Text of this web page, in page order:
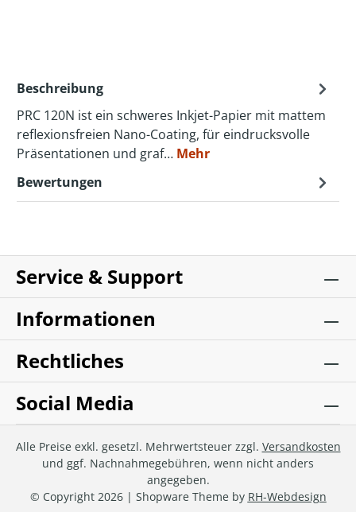
Beschreibung
PRC 120N ist ein schweres Inkjet-Papier mit mattem
reflexionsfreien Nano-Coating, für eindrucksvolle
Präsentationen und graf… Mehr
Bewertungen
Service & Support
Informationen
Rechtliches
Social Media
Alle Preise exkl. gesetzl. Mehrwertsteuer zzgl. Versandkosten
und ggf. Nachnahmegebühren, wenn nicht anders
angegeben.
© Copyright 2026 | Shopware Theme by RH-Webdesign